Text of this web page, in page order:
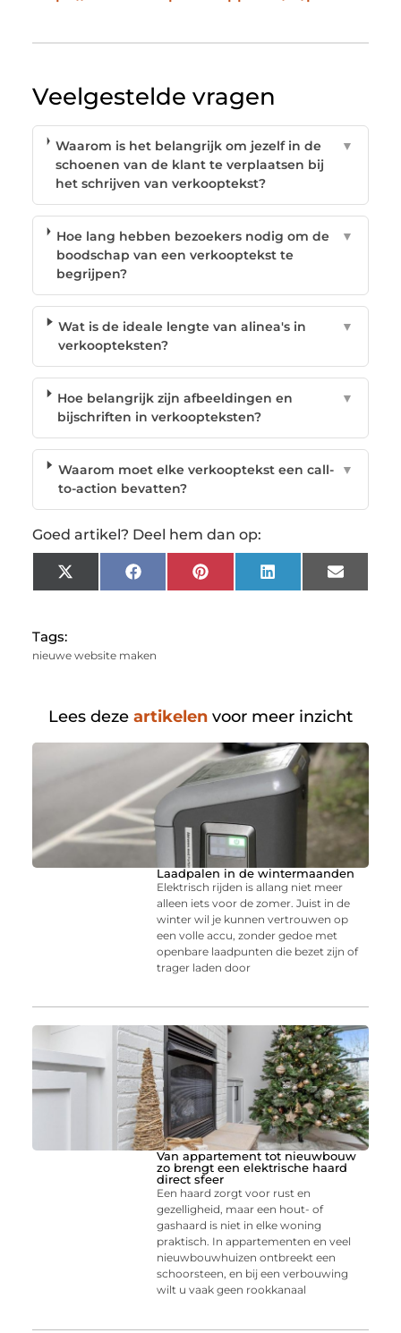
Veelgestelde vragen
Waarom is het belangrijk om jezelf in de
schoenen van de klant te verplaatsen bij
het schrijven van verkooptekst?
▼
Hoe lang hebben bezoekers nodig om de
boodschap van een verkooptekst te
begrijpen?
▼
Wat is de ideale lengte van alinea's in
verkoopteksten?
▼
Hoe belangrijk zijn afbeeldingen en
bijschriften in verkoopteksten?
▼
Waarom moet elke verkooptekst een call-
to-action bevatten?
▼
Goed artikel? Deel hem dan op:
X
(Twitter)
FacebookPinterest LinkedIn Email
Tags:
nieuwe website maken
Lees deze artikelen voor meer inzicht
Laadpalen in de wintermaanden
Elektrisch rijden is allang niet meer
alleen iets voor de zomer. Juist in de
winter wil je kunnen vertrouwen op
een volle accu, zonder gedoe met
openbare laadpunten die bezet zijn of
trager laden door
Van appartement tot nieuwbouw
zo brengt een elektrische haard
direct sfeer
Een haard zorgt voor rust en
gezelligheid, maar een hout- of
gashaard is niet in elke woning
praktisch. In appartementen en veel
nieuwbouwhuizen ontbreekt een
schoorsteen, en bij een verbouwing
wilt u vaak geen rookkanaal